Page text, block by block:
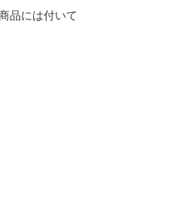
品には付いて